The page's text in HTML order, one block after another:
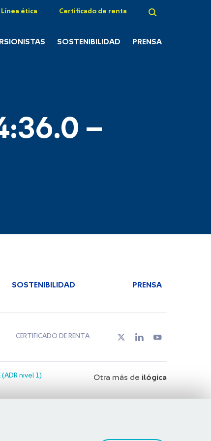
Línea ética Certificado de renta
SOSTENIBILIDAD PRENSA
–
SOSTENIBILIDAD PRENSA
CERTIFICADO DE RENTA
(ADR nivel 1) Otra más de ilógica